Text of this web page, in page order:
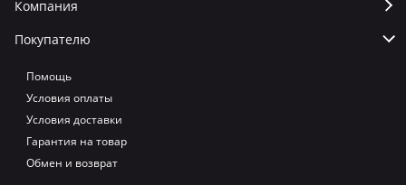
Компания
Покупателю
Помощь
Условия оплаты
Условия доставки
Гарантия на товар
Обмен и возврат